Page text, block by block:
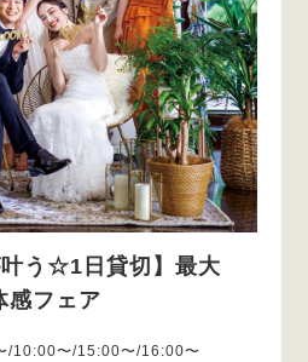
叶う☆1日貸切】最大
感フェア
/10:00〜/15:00〜/16:00〜